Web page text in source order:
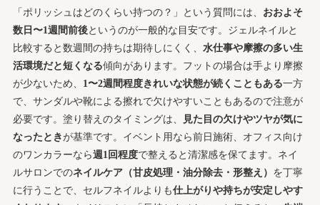
「ポリッシュはどのくらい持つの？」という質問には、 おおよそ
数日〜1週間前後というのが一般的な目安です。ジェルネイルと
比較すると数週間の持ちは期待しにくく、 水仕事や摩擦の多い生
活環境だと短くなる傾向があります。フットの場合は手より摩擦
が少ないため、 1〜2週間程度きれいな状態が続くこともある一方
で、サンダルや靴による擦れで欠けやすいこともあるので注意が
必要です。塗り替えのタイミングは、
見た目の欠けやツヤが気に
なったときが基準です。イベント用なら前日施術、オフィス向け
のワンカラーなら週1回程度で整えると清潔感を保てます。ネイ
ルサロンでのネイルケア（甘皮処理・油分除去・形整え） を丁寧
に行うことで、セルフネイルよりも仕上がりや持ちが安定しやす